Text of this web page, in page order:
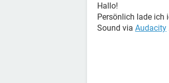
Hallo!
Persönlich lade ich
Sound via Audacity